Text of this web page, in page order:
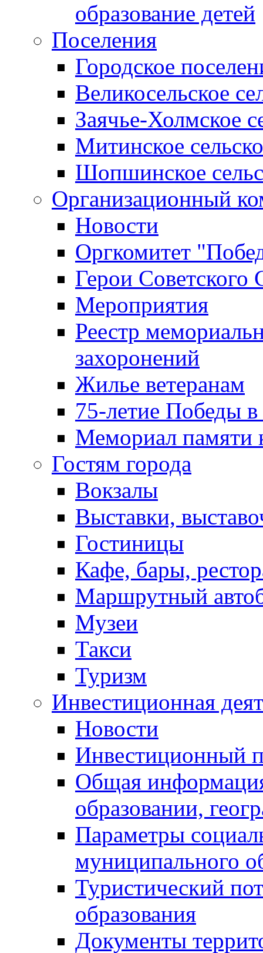
образование детей
Поселения
Городское
Великосельское
Заячье-Холмское
Митинское
Шопшинское
Организационный
Новости
Оргкомитет
Герои Советского
Мероприятия
Реестр
захоронений
Жилье ветеранам
75-летие Победы
Мемориал памяти
Гостям города
Вокзалы
Выставки,
Гостиницы
Кафе, бары,
Маршрутный
Музеи
Такси
Туризм
Инвестиционная
Новости
Инвестиционный
Общая
образовании,
Параметры
муниципального
Туристический
образования
Документы